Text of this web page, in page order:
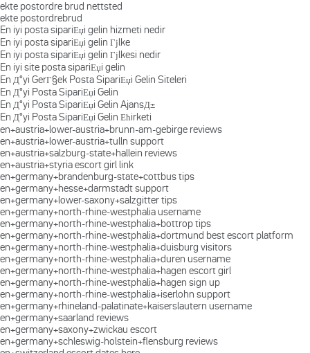
ekte postordre brud nettsted
ekte postordrebrud
En iyi posta sipariЕџi gelin hizmeti nedir
En iyi posta sipariЕџi gelin Гјlke
En iyi posta sipariЕџi gelin Гјlkesi nedir
En iyi site posta sipariЕџi gelin
En Д°yi GerГ§ek Posta SipariЕџi Gelin Siteleri
En Д°yi Posta SipariЕџi Gelin
En Д°yi Posta SipariЕџi Gelin AjansД±
En Д°yi Posta SipariЕџi Gelin Ећirketi
en+austria+lower-austria+brunn-am-gebirge reviews
en+austria+lower-austria+tulln support
en+austria+salzburg-state+hallein reviews
en+austria+styria escort girl link
en+germany+brandenburg-state+cottbus tips
en+germany+hesse+darmstadt support
en+germany+lower-saxony+salzgitter tips
en+germany+north-rhine-westphalia username
en+germany+north-rhine-westphalia+bottrop tips
en+germany+north-rhine-westphalia+dortmund best escort platform
en+germany+north-rhine-westphalia+duisburg visitors
en+germany+north-rhine-westphalia+duren username
en+germany+north-rhine-westphalia+hagen escort girl
en+germany+north-rhine-westphalia+hagen sign up
en+germany+north-rhine-westphalia+iserlohn support
en+germany+rhineland-palatinate+kaiserslautern username
en+germany+saarland reviews
en+germany+saxony+zwickau escort
en+germany+schleswig-holstein+flensburg reviews